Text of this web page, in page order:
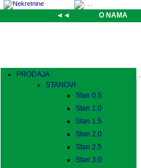
◄◄ O NAMA
PRODAJA
STANOVI
Stan 0.5
Stan 1.0
Stan 1.5
Stan 2.0
Stan 2.5
Stan 3.0